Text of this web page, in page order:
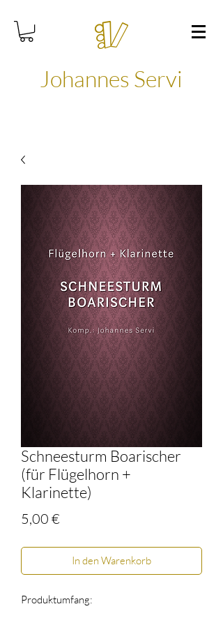
Johannes Servi
Schneesturm Boarischer
(für Flügelhorn +
Klarinette)
5,00 €
In den Warenkorb
Produktumfang: